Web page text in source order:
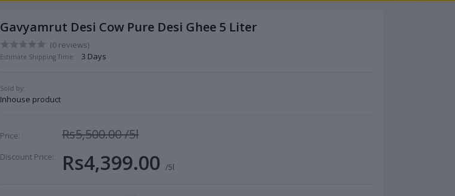
Gavyamrut Desi Cow Pure Desi Ghee 5 Liter
(0 reviews)
Estimate Shipping Time: 3 Days
Sold by:
Inhouse product
Price: Rs5,500.00/5l
Discount Price: Rs4,399.00/5l